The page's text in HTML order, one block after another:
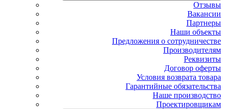
Отзывы
Вакансии
Партнеры
Наши объекты
Предложения о сотрудничестве
Производителям
Реквизиты
Договор оферты
Условия возврата товара
Гарантийные обязательства
Наше производство
Проектировщикам